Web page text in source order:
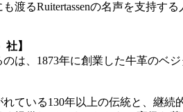
渡るRuitertassenの名声を支持す
社】
は、1873年に創業した牛革のベ
ている130年以上の伝統と、継